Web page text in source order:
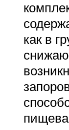
как в